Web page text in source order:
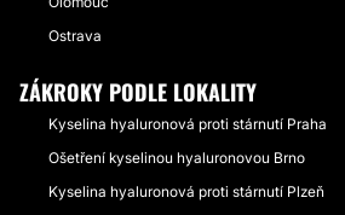
Ostrava
ZÁKROKY PODLE LOKALITY
Kyselina hyaluronová proti stárnutí Praha
Ošetření kyselinou hyaluronovou Brno
Kyselina hyaluronová proti stárnutí Plzeň